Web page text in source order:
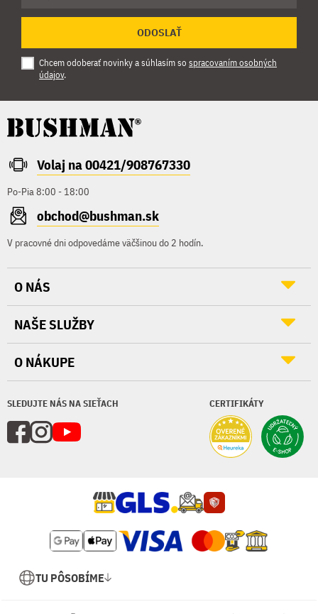
ODOSLAŤ
Chcem odoberať novinky a súhlasím so spracovaním osobných
údajov.
Volaj na 00421/908767330
Po-Pia 8:00 - 18:00
obchod@bushman.sk
V pracovné dni odpovedáme väčšinou do 2 hodín.
SLEDUJTE NÁS NA SIEŤACH CERTIFIKÁTY
O NÁS
NAŠE SLUŽBY
O NÁKUPE
TU PÔSOBÍME